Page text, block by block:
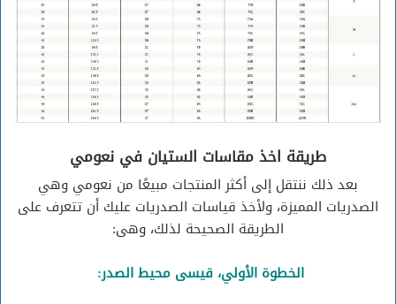
طريقة اخذ مقاسات الستيان في نعومي
بعد ذلك ننتقل إلى أكثر المنتجات مبيعًا من نعومي وهي
الصدريات المميزة، ولأخذ قياسات الصدريات عليك أن تتعرف على
الطريقة الصحيحة لذلك، وهى:
الخطوة الأولي، قيسى محيط الصدر: